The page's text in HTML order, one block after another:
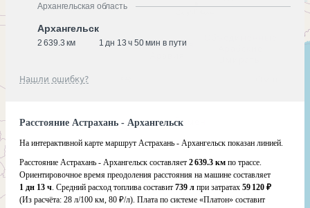
Архангельская область
Архангельск
2 639.3 км 1 дн 13 ч 50 мин в пути
Нашли ошибку?
Расстояние Астрахань - Архангельск
На интерактивной карте маршрут Астрахань - Архангельск показан линией.
Расстояние Астрахань - Архангельск составляет 2 639.3 км по трассе.
Ориентировочное время преодоления расстояния на машине составляет
1 дн 13 ч. Средний расход топлива составит 739 л при затратах 59 120 ₽
(Из расчёта: 28 л/100 км, 80 ₽/л). Плата по системе «Платон» составит